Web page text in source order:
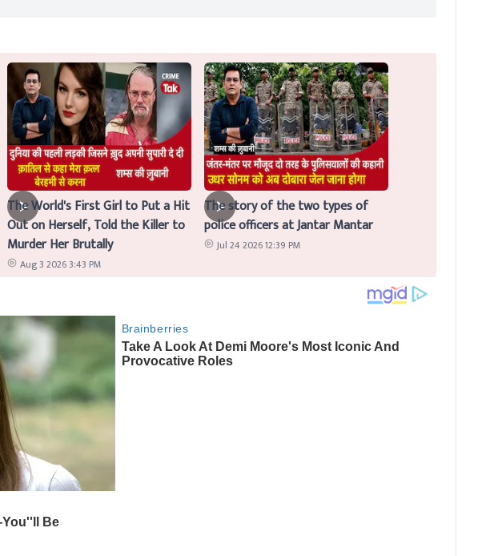
The World's First Girl to Put a Hit
Out on Herself, Told the Killer to
Murder Her Brutally
Aug 3 2026 3:43 PM
The story of the two types of
police officers at Jantar Mantar
Jul 24 2026 12:39 PM